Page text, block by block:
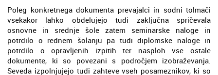
Poleg konkretnega dokumenta prevajalci in sodni tolmači
vsekakor lahko obdelujejo tudi zaključna spričevala
osnovne in srednje šole zatem seminarske naloge in
potrdilo o rednem šolanju pa tudi diplomske naloge in
potrdilo o opravljenih izpitih ter nasploh vse ostale
dokumente, ki so povezani s področjem izobraževanja.
Seveda izpolnjujejo tudi zahteve vseh posameznikov, ki so